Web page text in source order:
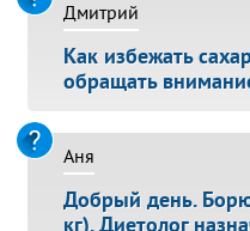
Дмитрий
Как избежать
обращать
Аня
Добрый день.
кг). Диетолог